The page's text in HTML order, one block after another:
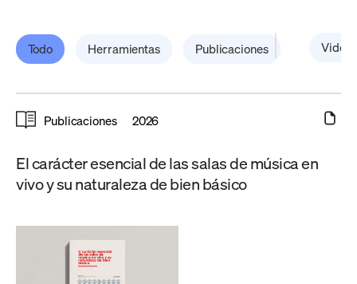
Todo Herramientas Publicaciones Videos
Publicaciones 2026
El carácter esencial de las salas de música en
vivo y su naturaleza de bien básico